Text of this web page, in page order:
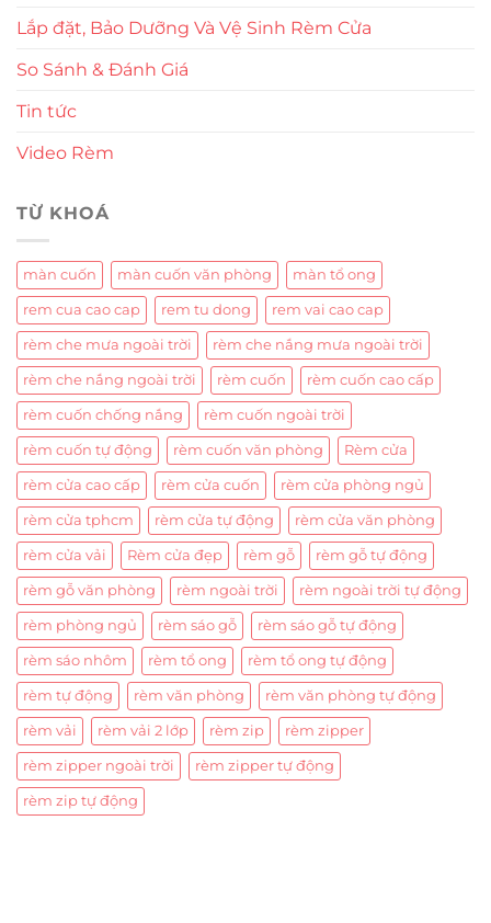
Lắp đặt, Bảo Dưỡng Và Vệ Sinh Rèm Cửa
So Sánh & Đánh Giá
Tin tức
Video Rèm
TỪ KHOÁ
màn cuốn màn cuốn văn phòng màn tổ ong
rem cua cao cap rem tu dong rem vai cao cap
rèm che mưa ngoài trời rèm che nắng mưa ngoài trời
rèm che nắng ngoài trời rèm cuốn rèm cuốn cao cấp
rèm cuốn chống nắng rèm cuốn ngoài trời
rèm cuốn tự động rèm cuốn văn phòng Rèm cửa
rèm cửa cao cấp rèm cửa cuốn rèm cửa phòng ngủ
rèm cửa tphcm rèm cửa tự động rèm cửa văn phòng
rèm cửa vải Rèm cửa đẹp rèm gỗ rèm gỗ tự động
rèm gỗ văn phòng rèm ngoài trời rèm ngoài trời tự động
rèm phòng ngủ rèm sáo gỗ rèm sáo gỗ tự động
rèm sáo nhôm rèm tổ ong rèm tổ ong tự động
rèm tự động rèm văn phòng rèm văn phòng tự động
rèm vải rèm vải 2 lớp rèm zip rèm zipper
rèm zipper ngoài trời rèm zipper tự động
rèm zip tự động